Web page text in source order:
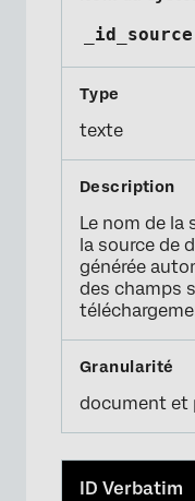
_id_source
texte
Le nom de la
la source de
générée
des champs
document et
ID Verbatim